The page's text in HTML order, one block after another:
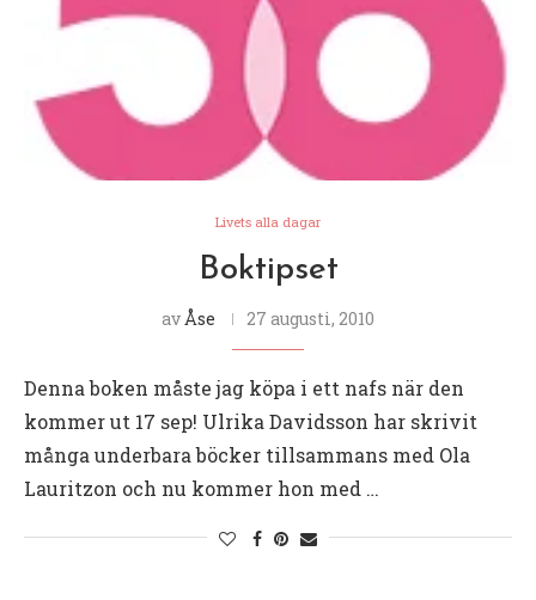
Livets alla dagar
Boktipset
av Åse 27 augusti, 2010
Denna boken måste jag köpa i ett nafs när den
kommer ut 17 sep! Ulrika Davidsson har skrivit
många underbara böcker tillsammans med Ola
Lauritzon och nu kommer hon med …